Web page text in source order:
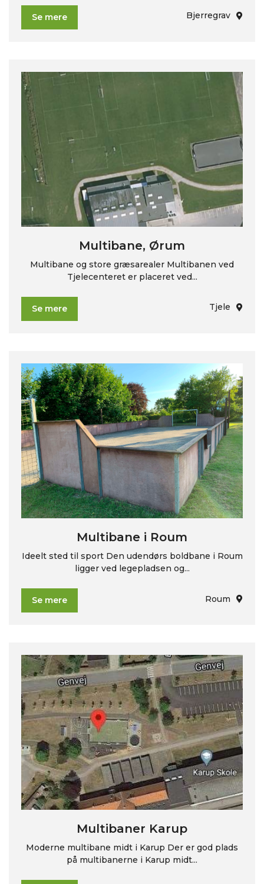
Se mere Bjerregrav
Multibane, Ørum
Multibane og store græsarealer Multibanen ved
Tjelecenteret er placeret ved...
Se mere Tjele
Multibane i Roum
Ideelt sted til sport Den udendørs boldbane i Roum
ligger ved legepladsen og...
Se mere Roum
Multibaner Karup
Moderne multibane midt i Karup Der er god plads
på multibanerne i Karup midt...